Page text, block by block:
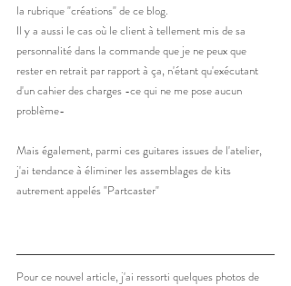
la rubrique "créations" de ce blog.
Il y a aussi le cas où le client à tellement mis de sa
personnalité dans la commande que je ne peux que
rester en retrait par rapport à ça, n'étant qu'exécutant
d'un cahier des charges -ce qui ne me pose aucun
problème-
Mais également, parmi ces guitares issues de l'atelier,
j'ai tendance à éliminer les assemblages de kits
autrement appelés "Partcaster"
Pour ce nouvel article, j'ai ressorti quelques photos de